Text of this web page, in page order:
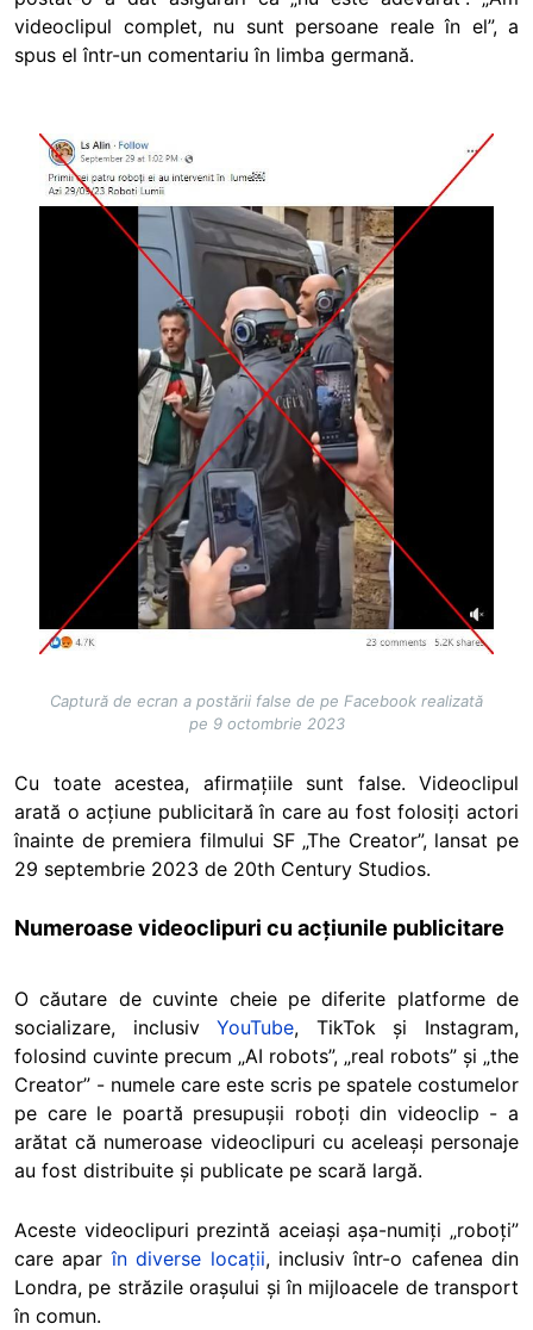
videoclipul complet, nu sunt persoane reale în el”, a
spus el într-un comentariu în limba germană.
Image
Captură de ecran a postării false de pe Facebook realizată
pe 9 octombrie 2023
Cu toate acestea, afirmațiile sunt false. Videoclipul
arată o acțiune publicitară în care au fost folosiți actori
înainte de premiera filmului SF „The Creator”, lansat pe
29 septembrie 2023 de 20th Century Studios.
Numeroase videoclipuri cu acțiunile publicitare
O căutare de cuvinte cheie pe diferite platforme de
socializare, inclusivYouTube, TikTok și Instagram,
folosind cuvinte precum „AI robots”, „real robots” și „the
Creator” - numele care este scris pe spatele costumelor
pe care le poartă presupușii roboți din videoclip - a
arătat că numeroase videoclipuri cu aceleași personaje
au fost distribuite și publicate pe scară largă.
Aceste videoclipuri prezintă aceiași așa-numiți „roboți”
care aparîn diverse locații, inclusiv într-o cafenea din
Londra, pe străzile orașului și în mijloacele de transport
în comun.